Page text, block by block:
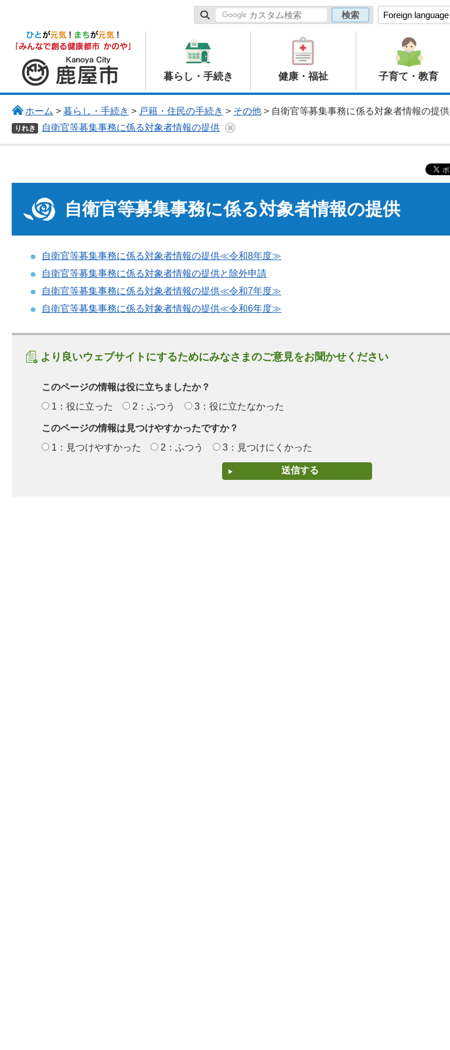
Foreign language
鹿屋市
暮らし・手続き 健康・福祉 子育て・教育
ホーム > 暮らし・手続き > 戸籍・住民の手続き > その他> 自衛官等募集事務に係る対象者情報の提供
りれき 自衛官等募集事務に係る対象者情報の提供
自衛官等募集事務に係る対象者情報の提供
自衛官等募集事務に係る対象者情報の提供≪令和8年度≫
自衛官等募集事務に係る対象者情報の提供と除外申請
自衛官等募集事務に係る対象者情報の提供≪令和7年度≫
自衛官等募集事務に係る対象者情報の提供≪令和6年度≫
より良いウェブサイトにするためにみなさまのご意見をお聞かせください
このページの情報は役に立ちましたか？
1：役に立った
2：ふつう 3：役に立たなかった
このページの情報は見つけやすかったですか？
1：見つけやすかった
2：ふつう 3：見つけにくかった